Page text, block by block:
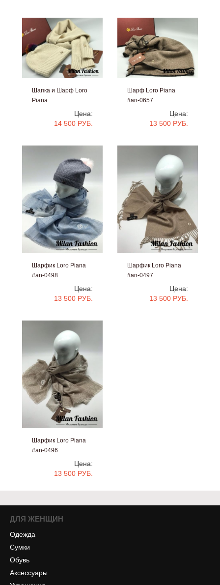
Шапка и Шарф Loro
Piana
Цена:
14 500 РУБ.
Шарф Loro Piana
#an-0657
Цена:
13 500 РУБ.
Шарфик Loro Piana
#an-0498
Цена:
13 500 РУБ.
Шарфик Loro Piana
#an-0497
Цена:
13 500 РУБ.
Шарфик Loro Piana
#an-0496
Цена:
13 500 РУБ.
ДЛЯ ЖЕНЩИН
Одежда
Сумки
Обувь
Аксессуары